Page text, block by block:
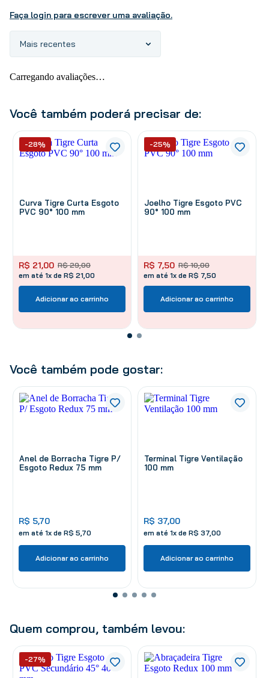
Faça login para escrever uma avaliação.
Mais recentes
Carregando avaliações…
Você também poderá precisar de:
Curva Tigre Curta Esgoto
PVC 90° 100 mm
R$ 29,00
R$ 21,00
em até 1x de R$ 21,00
-28%
Adicionar ao carrinho
Joelho Tigre Esgoto PVC
90° 100 mm
R$ 10,00
R$ 7,50
em até 1x de R$ 7,50
-25%
Adicionar ao carrinho
Você também pode gostar:
Anel de Borracha Tigre P/
Esgoto Redux 75 mm
R$ 5,70
em até 1x de R$ 5 70
Adicionar ao carrinho
Terminal Tigre Ventilação
100 mm
R$ 37,00
em até 1x de R$ 37 00
Adicionar ao carrinho
Quem comprou, também levou:
-27%